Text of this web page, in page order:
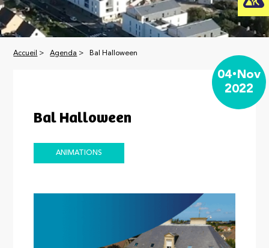
Accueil > Agenda > Bal Halloween
Bal Halloween
04 Nov
2022
ANIMATIONS